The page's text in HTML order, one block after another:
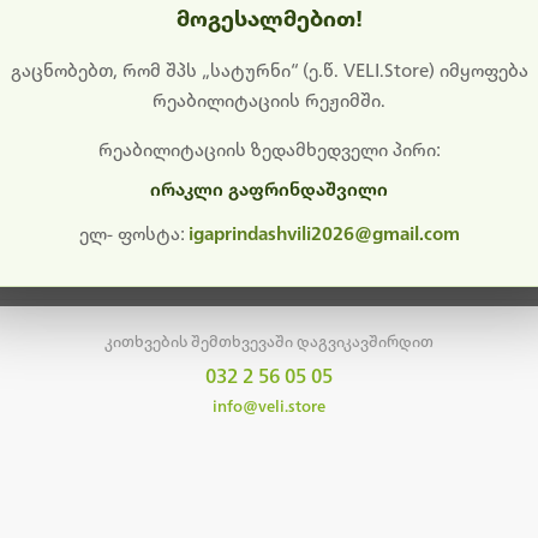
გიხდით შეფერხებისთვის. ამჟამად მიმდინარეობს
განახლება და ტექნიკური სამუშაოები.
მალე ისევ ხელმისაწვდომი იქნება. გმადლობთ მოთმინებისთვის!
მთავარ გვერდზე დაბრუნება
კითხვების შემთხვევაში დაგვიკავშირდით
032 2 56 05 05
info@veli.store
მოგესალმებით!
გაცნობებთ, რომ შპს „სატურნი“ (ე.წ. VELI.Store) იმყოფება
რეაბილიტაციის რეჟიმში.
რეაბილიტაციის ზედამხედველი პირი:
ირაკლი გაფრინდაშვილი
ელ- ფოსტა: igaprindashvili2026@gmail.com